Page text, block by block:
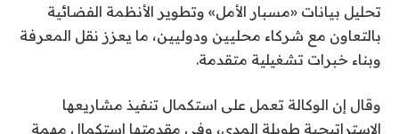
تحليل بيانات «مسبار الأمل» وتطوير الأنظمة الفضائية
بالتعاون مع شركاء محليين ودوليين، ما يعزز نقل المعرفة
وبناء خبرات تشغيلية متقدمة.
وقال إن الوكالة تعمل على استكمال تنفيذ مشاريعها
الاستراتيجية طويلة المدى، وفي مقدمتها استكمال مهمة